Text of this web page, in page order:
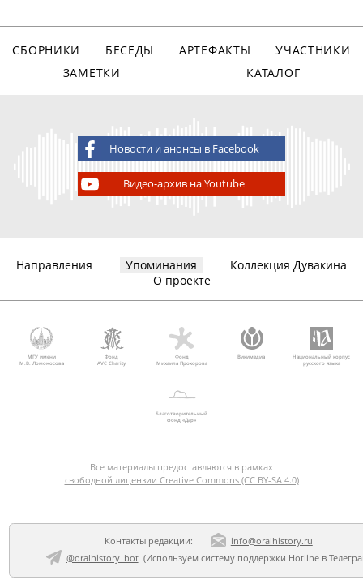
СБОРНИКИ БЕСЕДЫ АРТЕФАКТЫ
УЧАСТНИКИ
ЗАМЕТКИ
КАТАЛОГ
Новости и анонсы в Facebook
Видео-архив на Youtube
Направления Упоминания
Коллекция Дувакина
О проекте
МГУ имени
М.В. Ломоносова
Фонд
AVC Charity
Фонд
Михаила Прохорова
Викимедиа
Национальный корпус
русского языка
Благотворительный
фонд «Дар»
Все материалы предоставляются в рамках
свободной лицензии Creative Commons (CC BY-SA 4.0)
Контакты редакции:
info@oralhistory.ru
@oralhistory_bot(Используем систему поддержки Hotline в